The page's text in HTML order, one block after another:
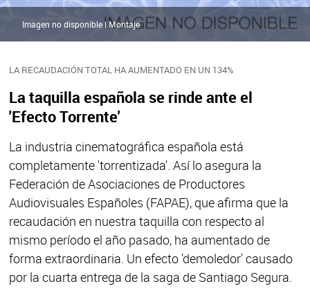
LA RECAUDACIÓN TOTAL HA AUMENTADO EN UN 134%
La taquilla española se rinde ante el
'Efecto Torrente'
La industria cinematográfica española está
completamente 'torrentizada'. Así lo asegura la
Federación de Asociaciones de Productores
Audiovisuales Españoles (FAPAE), que afirma que la
recaudación en nuestra taquilla con respecto al
mismo período el año pasado, ha aumentado de
forma extraordinaria. Un efecto 'demoledor' causado
por la cuarta entrega de la saga de Santiago Segura.
Imagen no disponible | Montaje